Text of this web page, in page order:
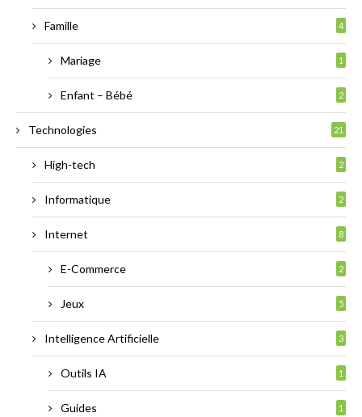
Famille 4
Mariage 1
Enfant – Bébé 2
Technologies 21
High-tech 2
Informatique 2
Internet 8
E-Commerce 2
Jeux 5
Intelligence Artificielle 3
Outils IA 1
Guides 1